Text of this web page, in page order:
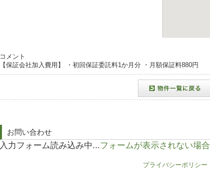
コメント
【保証会社加入費用】 ・初回保証委託料1か月分 ・月額保証料880円
お問い合わせ
入力フォーム読み込み中...フォームが表示されない場合
プライバシーポリシー